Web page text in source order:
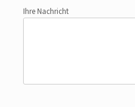
Ihre Nachricht